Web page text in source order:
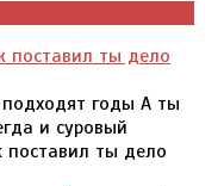
поставил ты дело
годы А ты
и суровый
поставил ты дело